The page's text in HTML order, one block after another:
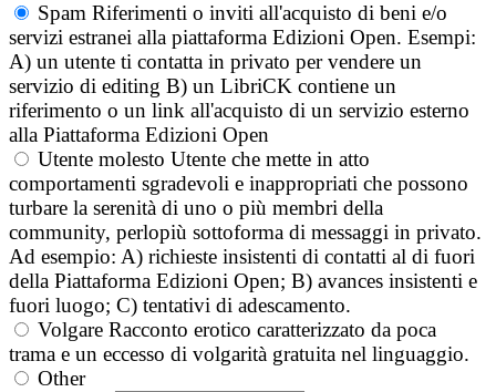
Spam Riferimenti o inviti all'acquisto di beni e/o
servizi estranei alla piattaforma Edizioni Open. Esempi:
A) un utente ti contatta in privato per vendere un
servizio di editing B) un LibriCK contiene un
riferimento o un link all'acquisto di un servizio esterno
alla Piattaforma Edizioni Open
Utente molesto Utente che mette in atto
comportamenti sgradevoli e inappropriati che possono
turbare la serenità di uno o più membri della
community, perlopiù sottoforma di messaggi in privato.
Ad esempio: A) richieste insistenti di contatti al di fuori
della Piattaforma Edizioni Open; B) avances insistenti e
fuori luogo; C) tentativi di adescamento.
Volgare Racconto erotico caratterizzato da poca
trama e un eccesso di volgarità gratuita nel linguaggio.
Other